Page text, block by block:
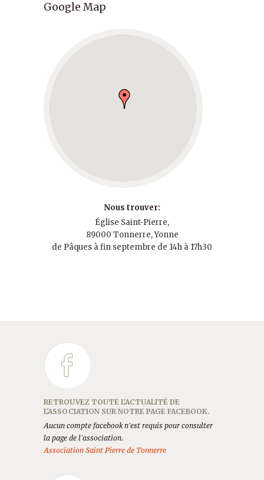
Google Map
Nous trouver:
Église Saint-Pierre,
89000 Tonnerre, Yonne
de Pâques à fin septembre de 14h à 17h30
RETROUVEZ TOUTE L'ACTUALITÉ DE
L'ASSOCIATION SUR NOTRE PAGE FACEBOOK.
Aucun compte facebook n'est requis pour consulter
la page de l'association.
Association Saint Pierre de Tonnerre